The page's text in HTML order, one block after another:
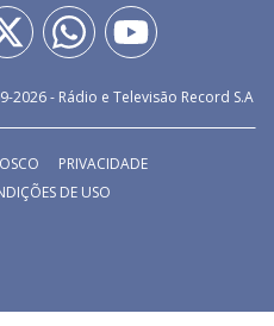
2026- Rádio e Televisão Record S.A
PRIVACIDADE
DE USO